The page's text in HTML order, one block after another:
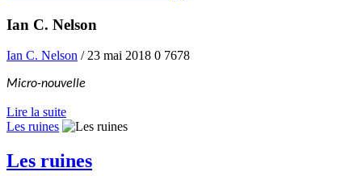
Ian C. Nelson
Ian C. Nelson / 23 mai 2018 0 7678
Micro-nouvelle
Lire la suite
Les ruines
Les ruines